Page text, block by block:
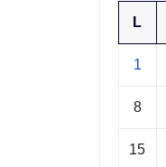
L
1
8
15